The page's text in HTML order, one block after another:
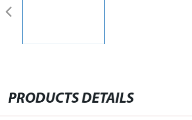
PRODUCTS DETAILS